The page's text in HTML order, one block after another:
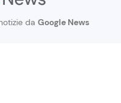
da Google News